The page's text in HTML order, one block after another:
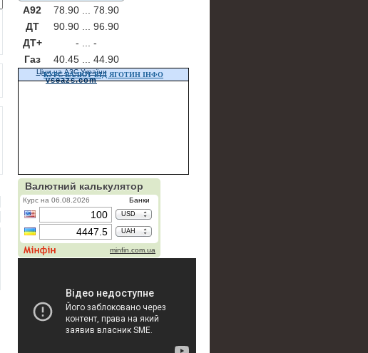
A92
78.90 ...
78.90
ДТ
90.90 ...
96.90
ДТ+
- ...
-
Газ
40.45 ... 44.90
Ціни на АЗС України
vseazs.com
КУРС ВАЛЮТ ВІД ЯГОТИН ІНФО